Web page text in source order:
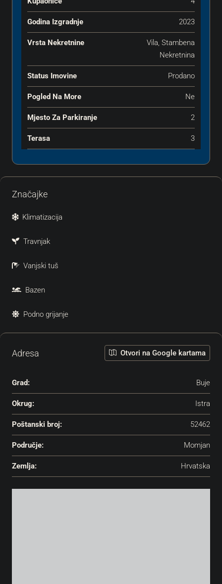
Godina Izgradnje 2023
Vrsta Nekretnine
Vila, Stambena
Nekretnina
Status Imovine Prodano
Pogled Na More Ne
Mjesto Za Parkiranje 2
Terasa 3
Značajke
Klimatizacija
Travnjak
Vanjski tuš
Bazen
Podno grijanje
Adresa Otvori na Google kartama
Grad: Buje
Okrug: Istra
Poštanski broj: 52462
Područje: Momjan
Zemlja: Hrvatska